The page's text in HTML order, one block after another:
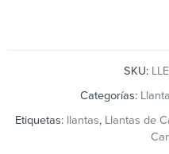
SKU:
Categorías:
Etiquetas: llantas, Llantas de